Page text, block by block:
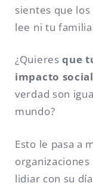
sientes que
lee ni tu
¿Quieresque
impacto
verdad son
mundo?
Esto le pasa a
lidiar con su